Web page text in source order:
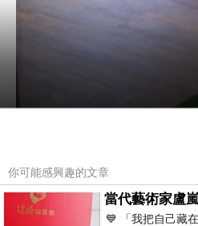
在【檜意森活村】裡 有一
你可能感興趣的文章
當代藝術家盧
💙 「我把自己藏